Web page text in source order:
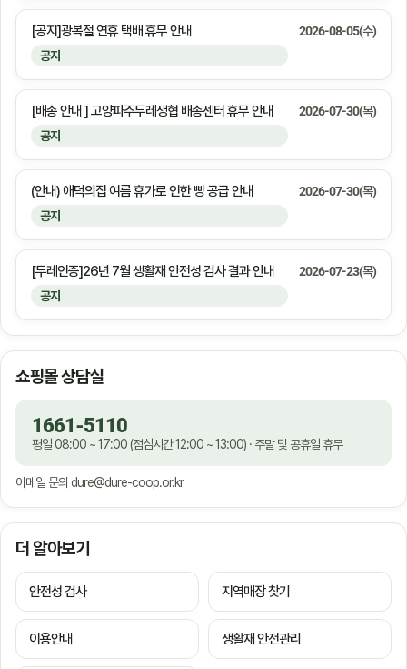
공지
[공지]광복절 연휴 택배 휴무 안내 2026-08-05(수)
공지
[배송 안내 ] 고양파주두레생협 배송센터 휴무 안내 2026-07-30(목)
공지
(안내) 애덕의집 여름 휴가로 인한 빵 공급 안내 2026-07-30(목)
공지
[두레인증]26년 7월 생활재 안전성 검사 결과 안내 2026-07-23(목)
쇼핑몰 상담실
1661-5110
평일 08:00 ~ 17:00 (점심시간 12:00 ~ 13:00) · 주말 및 공휴일 휴무
이메일 문의 dure@dure-coop.or.kr
더 알아보기
안전성 검사 지역매장 찾기
이용안내 생활재 안전관리